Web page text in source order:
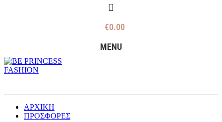
€0.00
MENU
ΑΡΧΙΚΗ
ΠΡΟΣΦΟΡΕΣ